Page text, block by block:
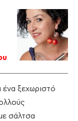
ένα ξεχωριστό
σάλτσα